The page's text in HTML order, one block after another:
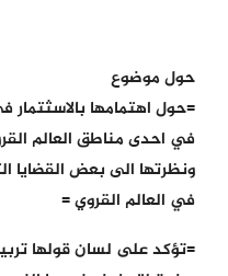
حول موضوع
=حول اهتمامها بالاسثتمار
في احدى مناطق العالم
ونظرتها الى بعض القضايا
في العالم القروي =
=تؤكد على لسان قولها